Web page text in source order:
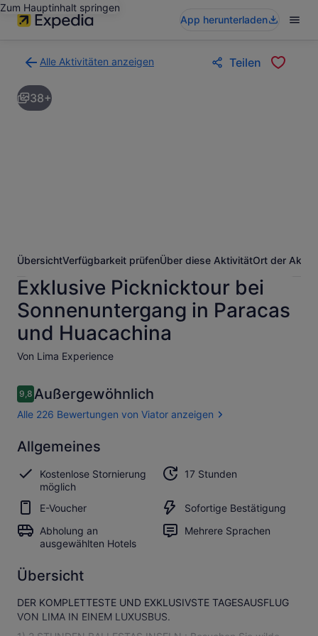
Zum Hauptinhalt springen
App herunterladen
Alle Aktivitäten anzeigen
zur
Ergebnisseite
für
Teilen
38+
ÜbersichtVerfügbarkeit prüfenÜber diese AktivitätOrt der
Exklusive Picknicktour bei
Sonnenuntergang in Paracas
und Huacachina
Von Lima Experience
Bewertungen
9,89,8 von 10.
Außergewöhnlich
Alle 226 Bewertungen von Viator anzeigen
9.89.8 von 10
Außergewöhnlich
Alle 226
Bewertungen
von Viator
anzeigen
Allgemeines
Kostenlose Stornierung
möglich
17 Stunden
E-Voucher
Sofortige Bestätigung
Abholung an
ausgewählten Hotels
Mehrere Sprachen
Übersicht
DER KOMPLETTESTE UND EXKLUSIVSTE TAGESAUSFLUG
VON LIMA IN EINEM LUXUSBUS.